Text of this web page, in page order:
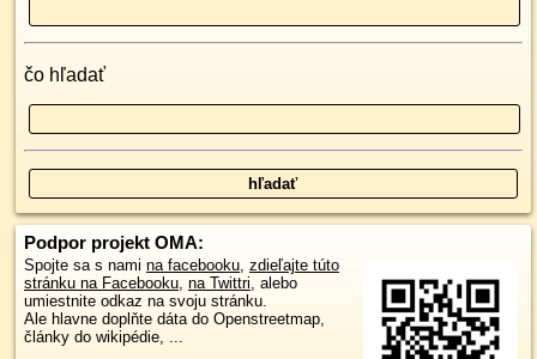
čo hľadať
Podpor projekt OMA:
Spojte sa s nami na facebooku, zdieľajte túto
stránku na Facebooku, na Twittri, alebo
umiestnite odkaz na svoju stránku.
Ale hlavne doplňte dáta do Openstreetmap,
články do wikipédie, ...